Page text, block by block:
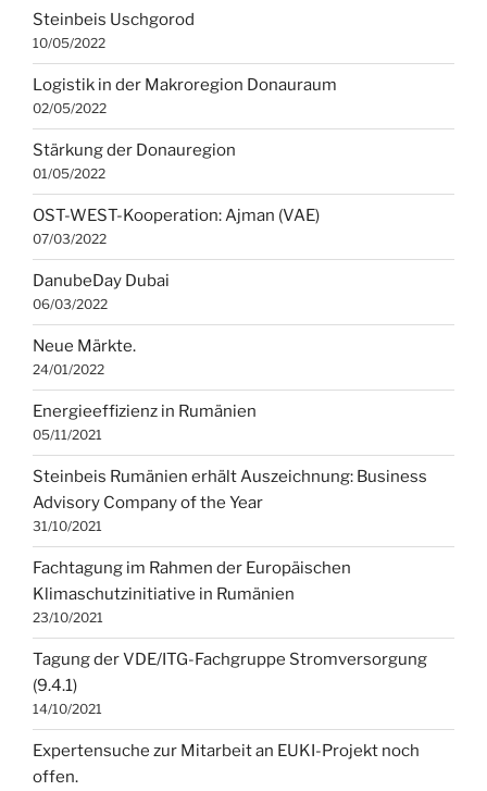
Steinbeis Uschgorod
10/05/2022
Logistik in der Makroregion Donauraum
02/05/2022
Stärkung der Donauregion
01/05/2022
OST-WEST-Kooperation: Ajman (VAE)
07/03/2022
DanubeDay Dubai
06/03/2022
Neue Märkte.
24/01/2022
Energieeffizienz in Rumänien
05/11/2021
Steinbeis Rumänien erhält Auszeichnung: Business
Advisory Company of the Year
31/10/2021
Fachtagung im Rahmen der Europäischen
Klimaschutzinitiative in Rumänien
23/10/2021
Tagung der VDE/ITG-Fachgruppe Stromversorgung
(9.4.1)
14/10/2021
Expertensuche zur Mitarbeit an EUKI-Projekt noch
offen.